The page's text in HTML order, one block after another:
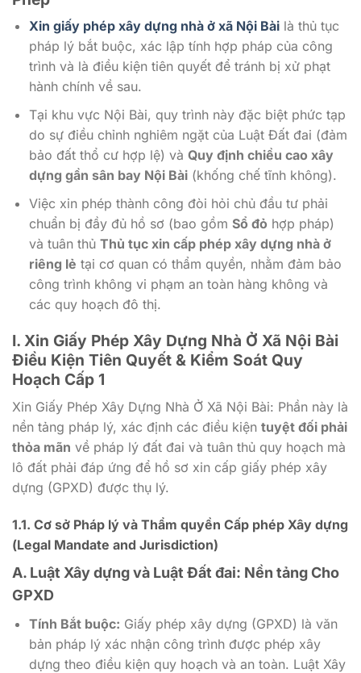
Xin giấy phép xây dựng nhà ở xã Nội Bàilà thủ tục
pháp lý bắt buộc, xác lập tính hợp pháp của công
trình và là điều kiện tiên quyết để tránh bị xử phạt
hành chính về sau.
Tại khu vực Nội Bài, quy trình này đặc biệt phức tạp
do sự điều chỉnh nghiêm ngặt của Luật Đất đai (đảm
bảo đất thổ cư hợp lệ) và Quy định chiều cao xây
dựng gần sân bay Nội Bài(khống chế tĩnh không).
Việc xin phép thành công đòi hỏi chủ đầu tư phải
chuẩn bị đầy đủ hồ sơ (bao gồm Sổ đỏ hợp pháp)
và tuân thủ Thủ tục xin cấp phép xây dựng nhà ở
riêng lẻ tại cơ quan có thẩm quyền, nhằm đảm bảo
công trình không vi phạm an toàn hàng không và
các quy hoạch đô thị.
I. Xin Giấy Phép Xây Dựng Nhà Ở Xã Nội Bài
Điều Kiện Tiên Quyết & Kiểm Soát Quy
Hoạch Cấp 1
Xin Giấy Phép Xây Dựng Nhà Ở Xã Nội Bài: Phần này là
nền tảng pháp lý, xác định các điều kiện tuyệt đối phải
thỏa mãn về pháp lý đất đai và tuân thủ quy hoạch mà
lô đất phải đáp ứng để hồ sơ xin cấp giấy phép xây
dựng (GPXD) được thụ lý.
1.1. Cơ sở Pháp lý và Thẩm quyền Cấp phép Xây dựng
(Legal Mandate and Jurisdiction)
A. Luật Xây dựng và Luật Đất đai: Nền tảng Cho
GPXD
Tính Bắt buộc: Giấy phép xây dựng (GPXD) là văn
bản pháp lý xác nhận công trình được phép xây
dựng theo điều kiện quy hoạch và an toàn. Luật Xây